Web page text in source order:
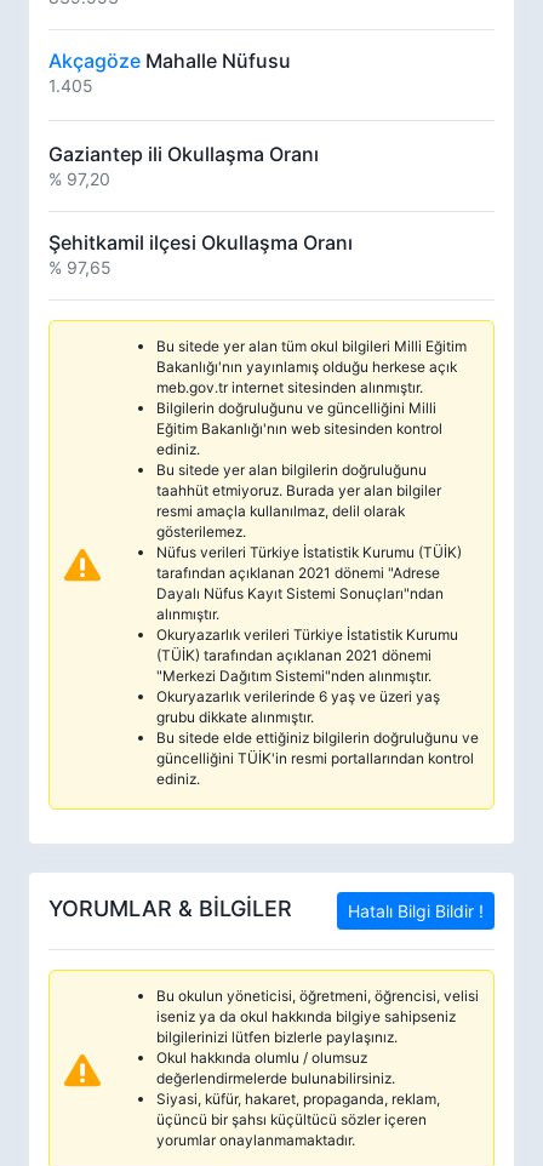
Akçagöze Mahalle Nüfusu
1.405
Gaziantep ili Okullaşma Oranı
% 97,20
Şehitkamil ilçesi Okullaşma Oranı
% 97,65
Bu sitede yer alan tüm okul bilgileri Milli Eğitim
Bakanlığı'nın yayınlamış olduğu herkese açık
meb.gov.tr internet sitesinden alınmıştır.
Bilgilerin doğruluğunu ve güncelliğini Milli
Eğitim Bakanlığı'nın web sitesinden kontrol
ediniz.
Bu sitede yer alan bilgilerin doğruluğunu
taahhüt etmiyoruz. Burada yer alan bilgiler
resmi amaçla kullanılmaz, delil olarak
gösterilemez.
Nüfus verileri Türkiye İstatistik Kurumu (TÜİK)
tarafından açıklanan 2021 dönemi "Adrese
Dayalı Nüfus Kayıt Sistemi Sonuçları"ndan
alınmıştır.
Okuryazarlık verileri Türkiye İstatistik Kurumu
(TÜİK) tarafından açıklanan 2021 dönemi
"Merkezi Dağıtım Sistemi"nden alınmıştır.
Okuryazarlık verilerinde 6 yaş ve üzeri yaş
grubu dikkate alınmıştır.
Bu sitede elde ettiğiniz bilgilerin doğruluğunu ve
güncelliğini TÜİK'in resmi portallarından kontrol
ediniz.
YORUMLAR & BİLGİLER Hatalı Bilgi Bildir !
Bu okulun yöneticisi, öğretmeni, öğrencisi, velisi
iseniz ya da okul hakkında bilgiye sahipseniz
bilgilerinizi lütfen bizlerle paylaşınız.
Okul hakkında olumlu / olumsuz
değerlendirmelerde bulunabilirsiniz.
Siyasi, küfür, hakaret, propaganda, reklam,
üçüncü bir şahsı küçültücü sözler içeren
yorumlar onaylanmamaktadır.